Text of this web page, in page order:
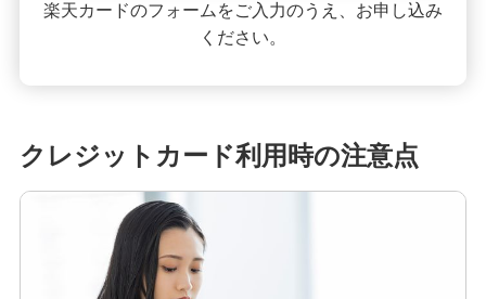
貯める・増やす
お客さまサポート
困ったときは・よくあるご質問
楽天カードのフォームをご入力のうえ、お申し込み
ください。
クレジットカード利用時の注意点